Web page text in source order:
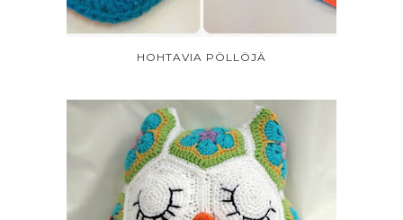
HOHTAVIA PÖLLÖJÄ